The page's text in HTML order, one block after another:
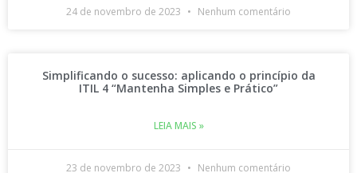
24 de novembro de 2023 Nenhum comentário
Simplificando o sucesso: aplicando o princípio da
ITIL 4 “Mantenha Simples e Prático”
LEIA MAIS »
23 de novembro de 2023 Nenhum comentário